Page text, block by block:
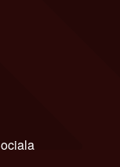
Sociala